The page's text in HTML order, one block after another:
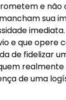
e
sua
e que opere
de fidelizar
de uma